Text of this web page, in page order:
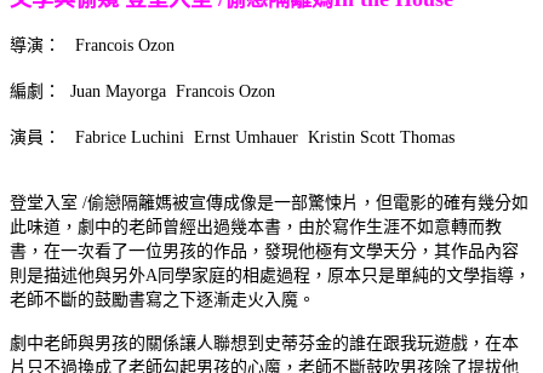
導演： Francois Ozon
編劇： Juan Mayorga Francois Ozon
演員： Fabrice Luchini Ernst Umhauer Kristin Scott Thomas
登堂入室 /偷戀隔籬媽被宣傳成像是一部驚悚片，但電影的確有幾分如
此味道，劇中的老師曾經出過幾本書，由於寫作生涯不如意轉而教
書，在一次看了一位男孩的作品，發現他極有文學天分，其作品內容
則是描述他與另外A同學家庭的相處過程，原本只是單純的文學指導，
老師不斷的鼓勵書寫之下逐漸走火入魔。
劇中老師與男孩的關係讓人聯想到史蒂芬金的誰在跟我玩遊戲，在本
片只不過換成了老師勾起男孩的心魔，老師不斷鼓吹男孩除了提拔他